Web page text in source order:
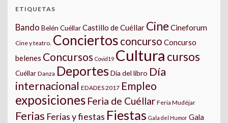
ETIQUETAS
Bando Belén CuéllarCastillo de Cuéllar Cine Cineforum
Cine y teatro. Conciertos concurso Concurso
belenes Concursos Covid19 Cultura cursos
Cuéllar Danza Deportes Día del libro Día
internacional EDADES 2017 Empleo
exposiciones Feria de Cuéllar Feria Mudéjar
Ferias Ferias y fiestas Fiestas Gala del Humor Gala